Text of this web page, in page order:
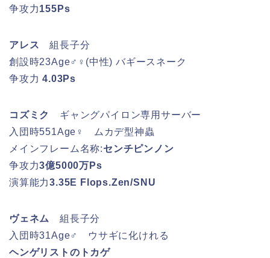
争攻力155Ps
アレス 組長子分
創設時23Age♂♀(中性) バギースネーク
争攻力4.03Ps
コズミク
ギャングパイロン専用サーバー
入団時551Age♀ ムカデ型神蟲
メインフレーム名称:センチピンノン
争攻力3億5000万Ps
演算能力3.35E Flops.Zen/SNU
ヴェネム
組長子分
入団時31Age♂ ウサギに化けれる
ヘンゲリストのトカゲ